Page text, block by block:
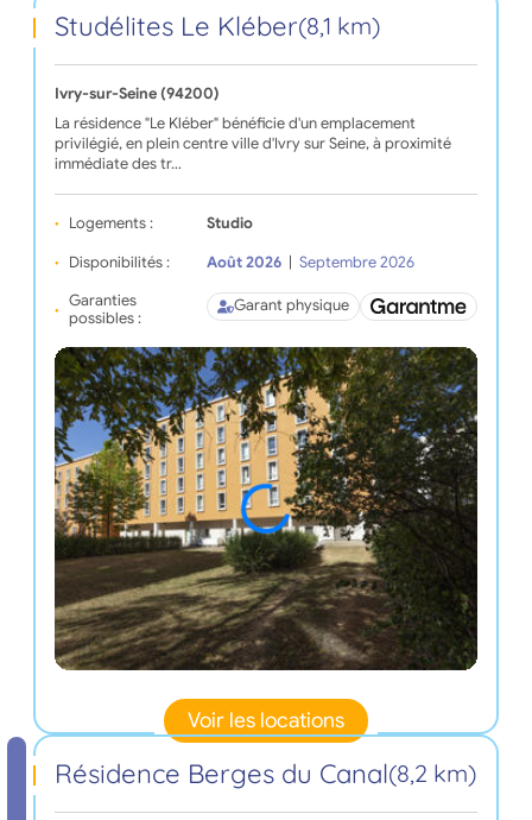
Studélites Le Kléber(8,1 km)
Ivry-sur-Seine (94200)
La résidence "Le Kléber" bénéficie d'un emplacement
privilégié, en plein centre ville d'Ivry sur Seine, à proximité
immédiate des tr…
Logements : Studio
Disponibilités : Août 2026
Septembre 2026
Garanties
possibles :
Garant physique
Voir les locations
Résidence Berges du Canal(8,2 km)